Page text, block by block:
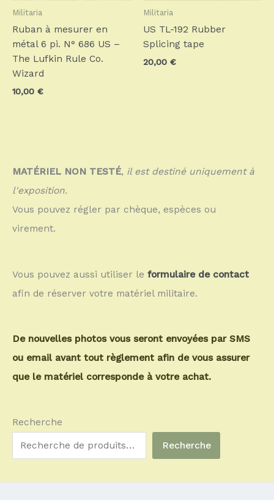
Militaria
Ruban à mesurer en
métal 6 pi. N° 686 US –
The Lufkin Rule Co.
Wizard
10,00 €
Militaria
US TL-192 Rubber
Splicing tape
20,00 €
MATÉRIEL NON TESTÉ, il est destiné uniquement à
l'exposition.
Vous pouvez régler par chèque, espèces ou
virement.
Vous pouvez aussi utiliser le formulaire de contact
afin de réserver votre matériel militaire.
De nouvelles photos vous seront envoyées par SMS
ou email avant tout règlement afin de vous assurer
que le matériel corresponde à votre achat.
Recherche
Recherche